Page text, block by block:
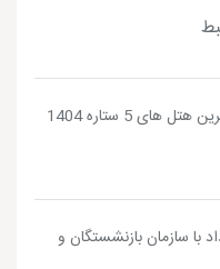
5 ستاره 1404
سازمان بازنشستگان و